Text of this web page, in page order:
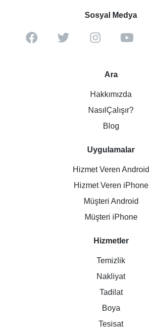
Sosyal Medya
Ara
Hakkımızda
NasılÇalışır?
Blog
Uygulamalar
Hizmet Veren Android
Hizmet Veren iPhone
Müşteri Android
Müşteri iPhone
Hizmetler
Temizlik
Nakliyat
Tadilat
Boya
Tesisat